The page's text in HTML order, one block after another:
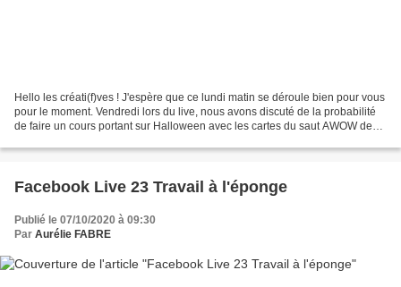
Hello les créati(f)ves ! J'espère que ce lundi matin se déroule bien pour vous
pour le moment. Vendredi lors du live, nous avons discuté de la probabilité
de faire un cours portant sur Halloween avec les cartes du saut AWOW de
Facebook Live 23 Travail à l'éponge
Publié le 07/10/2020 à 09:30
Par Aurélie FABRE